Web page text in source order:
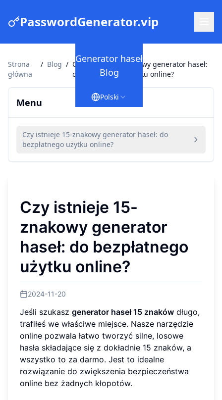
PasswordGenerator.vip
Generator haseł
Blog
Polski
Strona
główna
/ Blog / Czy istnieje 15-znakowy generator haseł:
do bezpłatnego użytku online?
Menu
Czy istnieje 15-znakowy generator haseł: do
bezpłatnego użytku online?
Czy istnieje 15-
znakowy generator
haseł: do bezpłatnego
użytku online?
2024-11-20
Jeśli szukasz generator haseł 15 znaków długo,
trafiłeś we właściwe miejsce. Nasze narzędzie
online pozwala łatwo tworzyć silne, losowe
hasła składające się z dokładnie 15 znaków, a
wszystko to za darmo. Jest to idealne
rozwiązanie do zwiększenia bezpieczeństwa
online bez żadnych kłopotów.